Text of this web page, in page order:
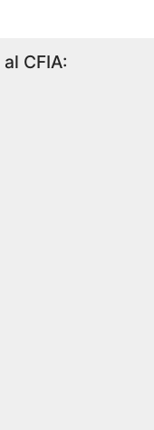
al CFIA: